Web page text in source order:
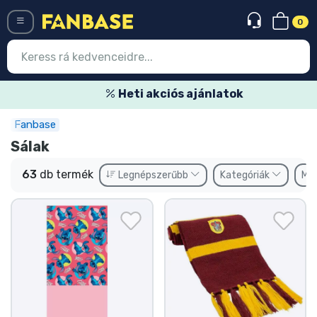
0
Heti akciós ajánlatok
Fanbase
Sálak
63 db termék Legnépszerűbb Kategóriák
Legújabb cuccok
Akciós ajánlatok
Express szállítás
Előrendelhető cuccok
Outlet cuccok